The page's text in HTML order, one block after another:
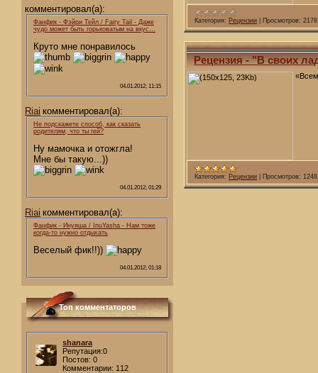
комментировал(а):
Фанфик - Фэйри Тейл / Fairy Tail - Даже
чудо может быть горьковатым на вкус…
Круто мне понравилось
04.01.2012; 11:15
Riai комментировал(а):
Не подскажете способ, как сказать
родителям, что ты гей?
Ну мамочка и отожгла!
Мне бы такую...))
04.01.2012; 01:29
Riai комментировал(а):
Фанфик - Инуяша / InuYasha - Нам тоже
когда-то нужно отдыхать
Веселый фик!!))
04.01.2012; 01:18
Топ комментаторов
shanara
Репутация:0
Постов: 0
Комментарии: 112
Категория: Рецензии Просмотров: 2178
Рецензия - "В своих
Категория: Рецензии Просмотров: 1248